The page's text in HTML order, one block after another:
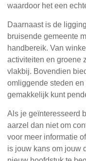
waardoor het een
Daarnaast is de
bruisende gemeente
handbereik. Van
activiteiten en groene
vlakbij. Bovendien
omliggende steden
gemakkelijk kunt
Als je geïnteresseerd
aarzel dan niet om
voor meer informatie
is jouw kans om jouw